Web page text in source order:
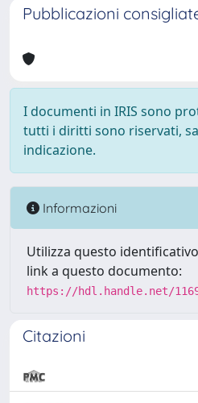
Pubblicazioni
I documenti in IRIS sono
tutti i diritti sono riservati,
indicazione.
Informazioni
Utilizza questo
link a questo documento:
https://hdl.handle.net/
Citazioni